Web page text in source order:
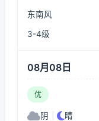
东南风
3-4级
08月08日
优
阴 晴